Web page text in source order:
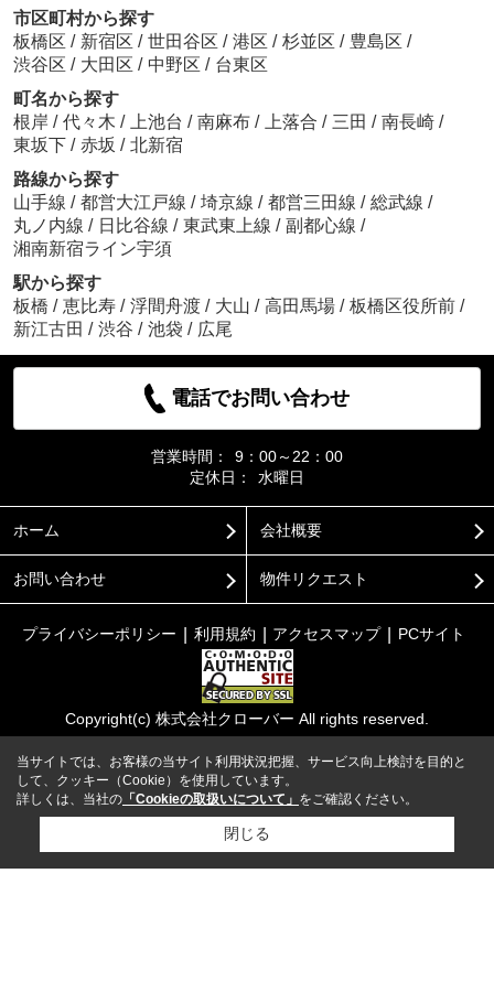
市区町村から探す
板橋区 / 新宿区 / 世田谷区 / 港区 / 杉並区 / 豊島区 /
渋谷区 / 大田区 / 中野区 / 台東区
町名から探す
根岸 / 代々木 / 上池台 / 南麻布 / 上落合 / 三田 / 南長崎 /
東坂下 / 赤坂 / 北新宿
路線から探す
山手線 / 都営大江戸線 / 埼京線 / 都営三田線 / 総武線 /
丸ノ内線 / 日比谷線 / 東武東上線 / 副都心線 /
湘南新宿ライン宇須
駅から探す
板橋 / 恵比寿 / 浮間舟渡 / 大山 / 高田馬場 / 板橋区役所前 /
新江古田 / 渋谷 / 池袋 / 広尾
電話でお問い合わせ
営業時間：
9：00～22：00
定休日：
水曜日
ホーム 会社概要
お問い合わせ 物件リクエスト
プライバシーポリシー 利用規約 アクセスマップ PCサイト
Copyright(c) 株式会社クローバー All rights reserved.
当サイトでは、お客様の当サイト利用状況把握、サービス向上検討を目的と
して、クッキー（Cookie）を使用しています。
詳しくは、当社の 「Cookieの取扱いについて」 をご確認ください。
閉じる